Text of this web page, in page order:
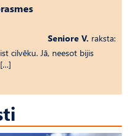
Seniore V. raksta:
cilvēku. Jā, neesot bijis